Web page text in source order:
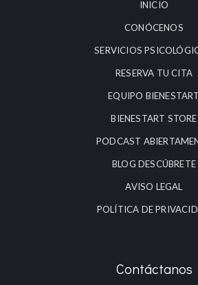
INICIO
CONÓCENOS
SERVICIOS
RESERVA TU CITA
EQUIPO BIENESTART
BIENESTART STORE
PODCAST
BLOG DESCÚBRETE
AVISO LEGAL
POLÍTICA DE
Contáctanos